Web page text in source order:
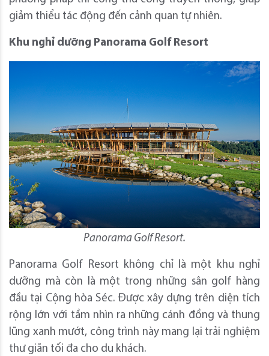
giảm thiểu tác động đến cảnh quan tự nhiên.
Khu nghỉ dưỡng Panorama Golf Resort
Panorama Golf Resort.
Panorama Golf Resort không chỉ là một khu nghỉ
dưỡng mà còn là một trong những sân golf hàng
đầu tại Cộng hòa Séc. Được xây dựng trên diện tích
rộng lớn với tầm nhìn ra những cánh đồng và thung
lũng xanh mướt, công trình này mang lại trải nghiệm
thư giãn tối đa cho du khách.